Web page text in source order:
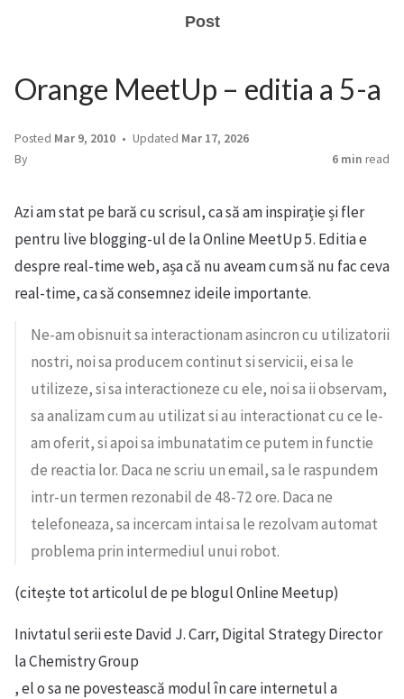
Post
Orange MeetUp – editia a 5-a
Posted Mar 9, 2010 Updated Mar 17, 2026
By
6 min read
Azi am stat pe bară cu scrisul, ca să am inspirație și fler
pentru live blogging-ul de la Online MeetUp 5. Editia e
despre real-time web, așa că nu aveam cum să nu fac ceva
real-time, ca să consemnez ideile importante.
Ne-am obisnuit sa interactionam asincron cu utilizatorii
nostri, noi sa producem continut si servicii, ei sa le
utilizeze, si sa interactioneze cu ele, noi sa ii observam,
sa analizam cum au utilizat si au interactionat cu ce le-
am oferit, si apoi sa imbunatatim ce putem in functie
de reactia lor. Daca ne scriu un email, sa le raspundem
intr-un termen rezonabil de 48-72 ore. Daca ne
telefoneaza, sa incercam intai sa le rezolvam automat
problema prin intermediul unui robot.
(citește tot articolul de pe blogul Online Meetup)
Inivtatul serii este David J. Carr, Digital Strategy Director
la Chemistry Group
, el o sa ne povestească modul în care internetul a